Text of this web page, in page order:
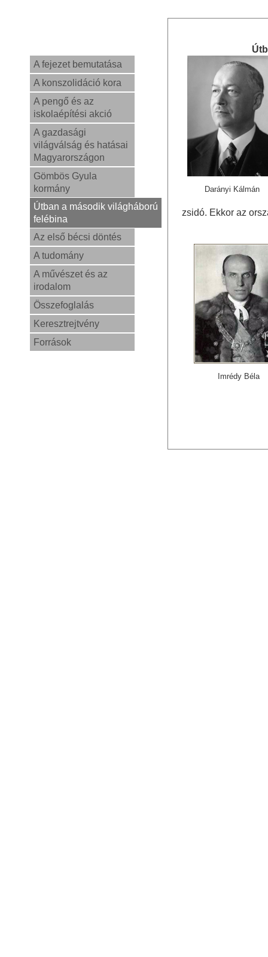
A fejezet bemutatása
A konszolidáció kora
A pengő és az
iskolaépítési akció
A gazdasági
világválság és hatásai
Magyarországon
Gömbös Gyula
kormány
Útban a második világháború
felébina
Az első bécsi döntés
A tudomány
A művészet és az
irodalom
Összefoglalás
Keresztrejtvény
Források
Darányi Kálmán
zsidó. Ekkor az
Imrédy Béla